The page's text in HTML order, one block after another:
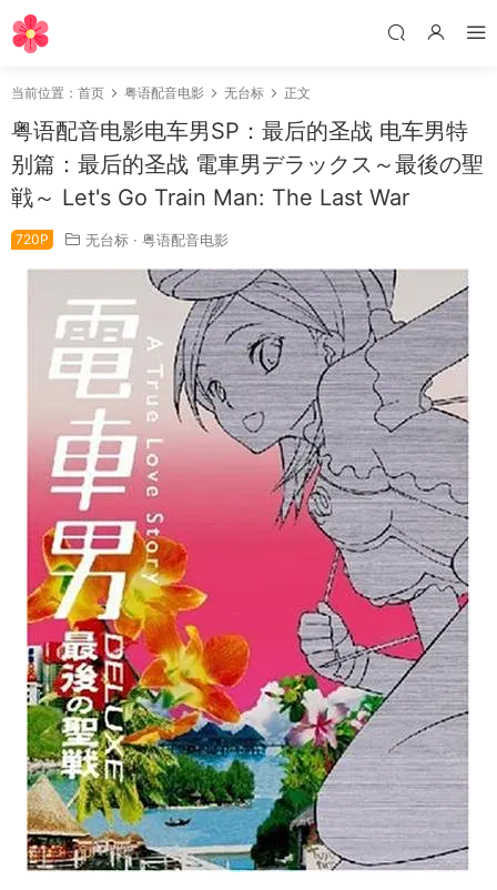
当前位置： 首页 粤语配音电影 无台标 正文
粤语配音电影电车男SP：最后的圣战 电车男特
别篇：最后的圣战 電車男デラックス～最後の聖
戦～ Let's Go Train Man: The Last War
720P 无台标 · 粤语配音电影